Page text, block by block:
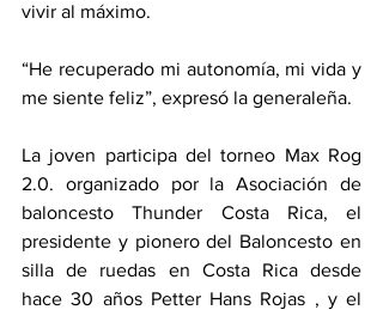
vivir al máximo.
“He recuperado mi autonomía, mi vida y
me siente feliz”, expresó la generaleña.
La joven participa del torneo Max Rog
2.0. organizado por la Asociación de
baloncesto Thunder Costa Rica, el
presidente y pionero del Baloncesto en
silla de ruedas en Costa Rica desde
hace 30 años Petter Hans Rojas , y el